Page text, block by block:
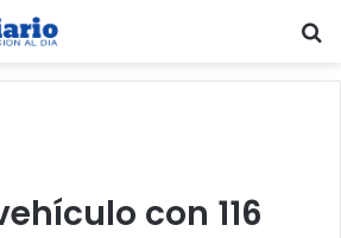
con 116